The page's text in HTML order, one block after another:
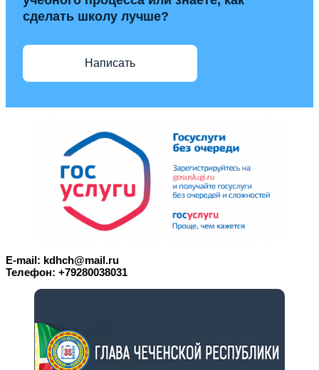
сделать школу лучше?
Написать
E-mail: kdhch@mail.ru
Телефон: +79280038031